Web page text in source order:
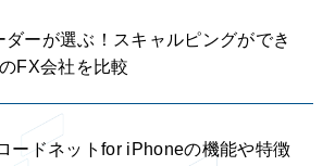
ダーが選ぶ！スキャルピングができ
FX会社を比較
ードネットfor iPhoneの機能や特徴